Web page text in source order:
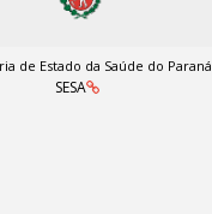
de Estado da Saúde do Paraná
SESA